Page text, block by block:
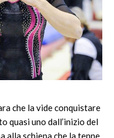
che la vide conquistare
quasi uno dall’inizio del
alla schiena che la tenne